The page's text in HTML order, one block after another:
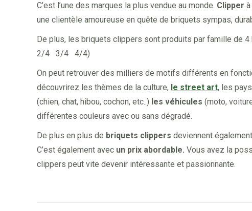
C’est l’une des marques la plus vendue au monde. Clipper
une clientèle amoureuse en quête de briquets sympas,
De plus, les briquets clippers sont produits par famille de
2/4 3/4 4/4)
On peut retrouver des milliers de motifs différents en
découvrirez les thèmes de la culture, le street art, les
(chien, chat, hibou, cochon, etc..) les véhicules (moto,
différentes couleurs avec ou sans dégradé.
De plus en plus de briquets clippers deviennent
C’est également avec un prix abordable. Vous avez la
clippers peut vite devenir intéressante et passionnante.